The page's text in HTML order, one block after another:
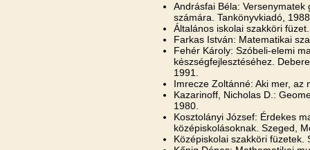
Andrásfai Béla:
számára. Tankönyvkiadó,
Általános iskolai szakköri
Farkas István: Matematikai
Fehér Károly: Szóbeli-elemi
készségfejlesztéséhez.
1991.
Imrecze Zoltánné: Aki mer, az
Kazarinoff, Nicholas D.:
1980.
Kosztolányi József: Érdekes
középiskolásoknak. Szeged,
Középiskolai szakköri füzetek.